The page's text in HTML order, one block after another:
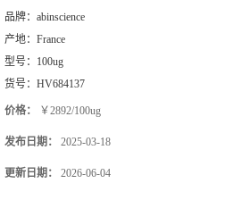
品牌： abinscience
产地： France
型号： 100ug
货号： HV684137
价格： ￥2892/100ug
发布日期： 2025-03-18
更新日期： 2026-06-04